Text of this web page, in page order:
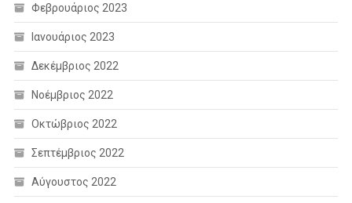
Φεβρουάριος 2023
Ιανουάριος 2023
Δεκέμβριος 2022
Νοέμβριος 2022
Οκτώβριος 2022
Σεπτέμβριος 2022
Αύγουστος 2022